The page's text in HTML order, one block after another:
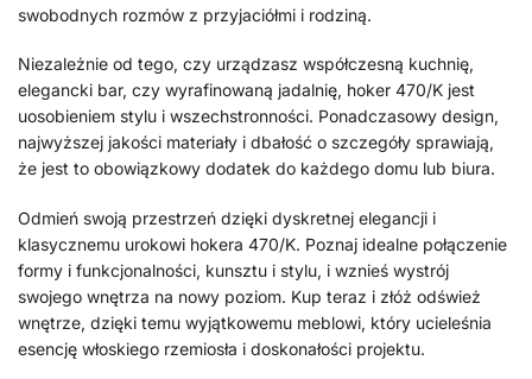
swobodnych rozmów z przyjaciółmi i rodziną.
Niezależnie od tego, czy urządzasz współczesną kuchnię,
elegancki bar, czy wyrafinowaną jadalnię, hoker 470/K jest
uosobieniem stylu i wszechstronności. Ponadczasowy design,
najwyższej jakości materiały i dbałość o szczegóły sprawiają,
że jest to obowiązkowy dodatek do każdego domu lub biura.
Odmień swoją przestrzeń dzięki dyskretnej elegancji i
klasycznemu urokowi hokera 470/K. Poznaj idealne połączenie
formy i funkcjonalności, kunsztu i stylu, i wznieś wystrój
swojego wnętrza na nowy poziom. Kup teraz i złóż odśwież
wnętrze, dzięki temu wyjątkowemu meblowi, który ucieleśnia
esencję włoskiego rzemiosła i doskonałości projektu.